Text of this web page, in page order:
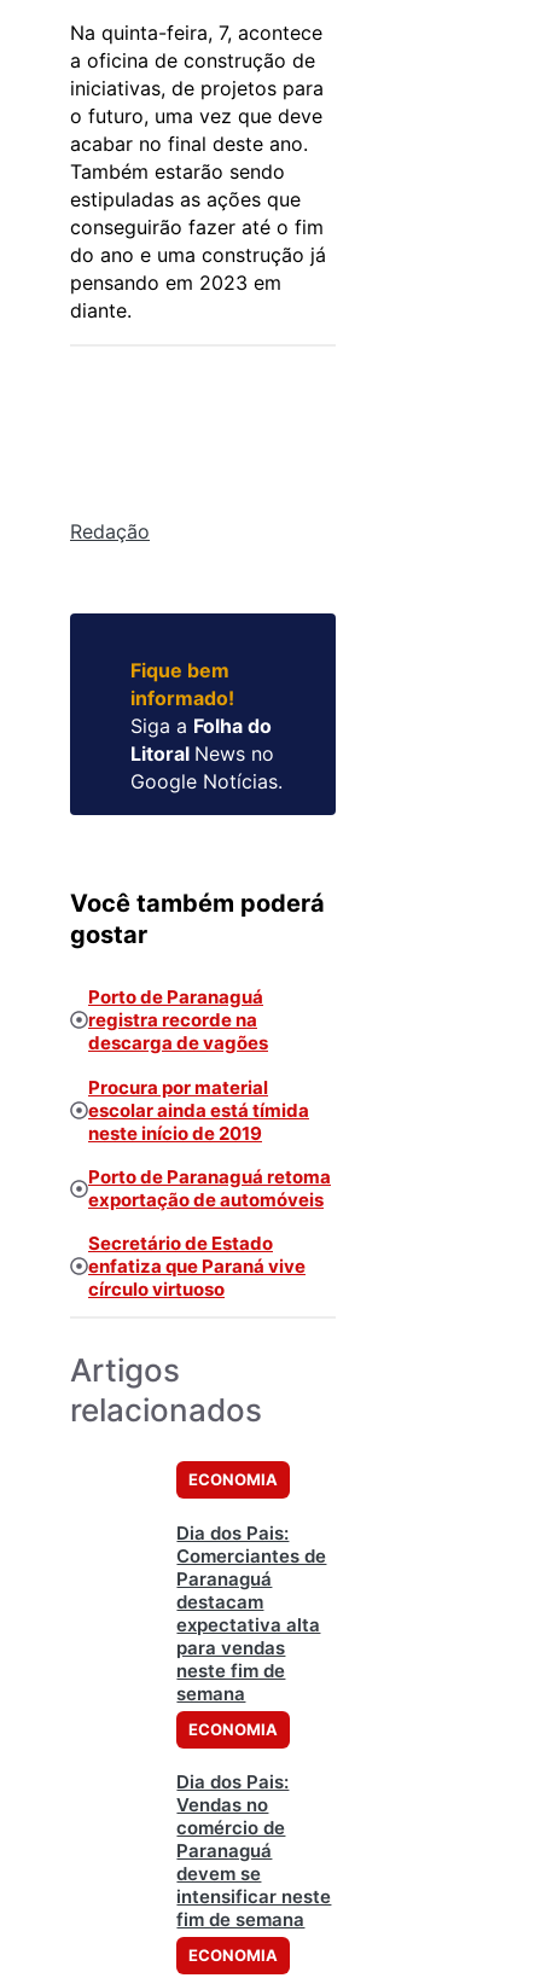
Na quinta-feira, 7, acontece
a oficina de construção de
iniciativas, de projetos para
o futuro, uma vez que deve
acabar no final deste ano.
Também estarão sendo
estipuladas as ações que
conseguirão fazer até o fim
do ano e uma construção já
pensando em 2023 em
diante.
Redação
Fique bem
informado!
Siga a Folha do
Litoral News no
Google Notícias.
Você também poderá
gostar
Porto de Paranaguá
registra recorde na
descarga de vagões
Procura por material
escolar ainda está tímida
neste início de 2019
Porto de Paranaguá retoma
exportação de automóveis
Secretário de Estado
enfatiza que Paraná vive
círculo virtuoso
Artigos
relacionados
ECONOMIA
Dia dos Pais:
Comerciantes de
Paranaguá
destacam
expectativa alta
para vendas
neste fim de
semana
ECONOMIA
Dia dos Pais:
Vendas no
comércio de
Paranaguá
devem se
intensificar neste
fim de semana
ECONOMIA